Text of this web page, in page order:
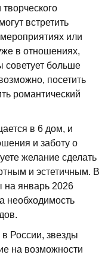
встретить
или
в отношениях,
советует больше
посетить
романтический
в 6 дом, и
и заботу о
желание сделать
и эстетичным. В
на январь 2026
необходимость
России, звезды
на возможности